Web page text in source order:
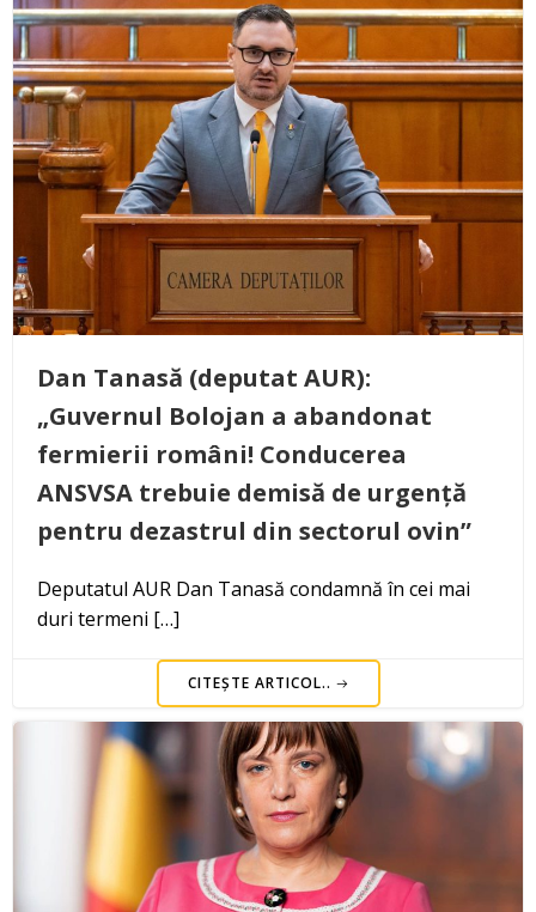
Dan Tanasă (deputat AUR):
„Guvernul Bolojan a abandonat
fermierii români! Conducerea
ANSVSA trebuie demisă de urgență
pentru dezastrul din sectorul ovin”
Deputatul AUR Dan Tanasă condamnă în cei mai
duri termeni […]
CITEȘTE ARTICOL..